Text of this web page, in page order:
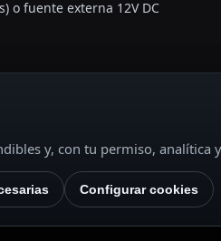
o fuente externa 12V DC
y, con tu permiso,
Configurar cookies